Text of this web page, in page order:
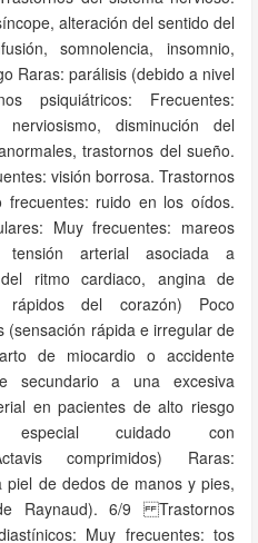
alteración del sentido del
somnolencia, insomnio,
Raras: parálisis (debido a nivel
psiquiátricos: Frecuentes:
disminución del
trastornos del sueño.
visión borrosa. Trastornos
ruido en los oídos.
Muy frecuentes: mareos
arterial asociada a
ritmo cardiaco, angina de
rápidos del corazón) Poco
(sensación rápida e irregular de
de miocardio o accidente
secundario a una excesiva
en pacientes de alto riesgo
cuidado con
comprimidos) Raras:
de dedos de manos y pies,
Raynaud). 6/9 Trastornos
Muy frecuentes: tos